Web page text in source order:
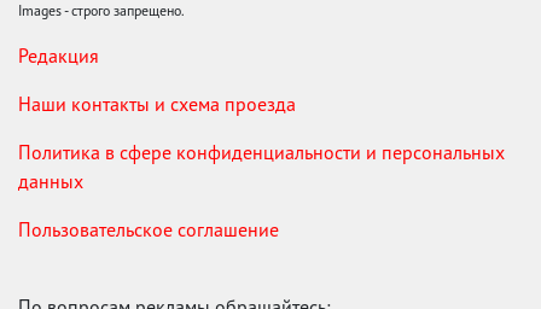
Images - строго запрещено.
Редакция
Наши контакты и схема проезда
Политика в сфере конфиденциальности и персональных
данных
Пользовательское соглашение